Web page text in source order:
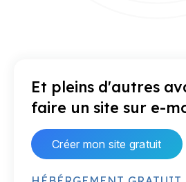
Et pleins d'autres
faire un site sur e-
Créer mon site gratuit